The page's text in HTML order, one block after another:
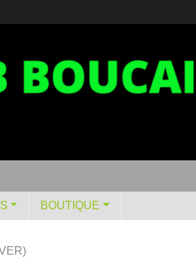
BOUTIQUE